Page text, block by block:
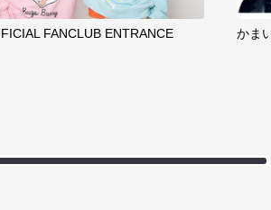
FANCLUB ENTRANCE
かま